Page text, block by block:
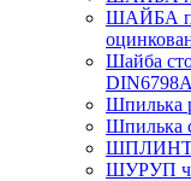
ШАЙБА
Шайба
Шпилька
Шпилька
ШПЛИНТЫ
ШУРУП